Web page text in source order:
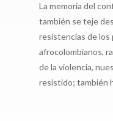
La memoria del
también se teje
resistencias de los
afrocolombianos,
de la violencia,
resistido; también